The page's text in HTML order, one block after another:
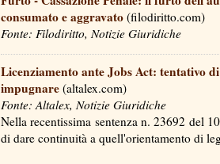
consumato e aggravato (filodiritto.com)
Fonte: Filodiritto, Notizie Giuridiche
Licenziamento ante Jobs Act: tentativo
impugnare (altalex.com)
Fonte: Altalex, Notizie Giuridiche
Nella recentissima sentenza n. 23692 del
di dare continuità a quell'orientamento di